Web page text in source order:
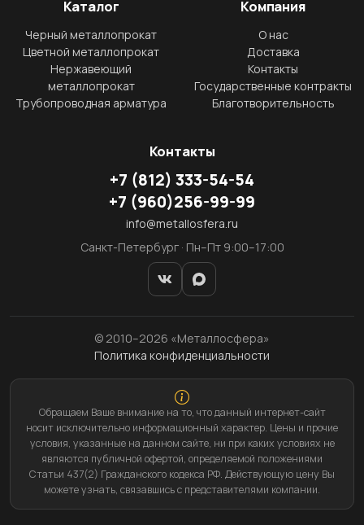
Каталог
Черный металлопрокат
Цветной металлопрокат
Нержавеющий
металлопрокат
Трубопроводная арматура
Компания
О нас
Доставка
Контакты
Государственные контракты
Благотворительность
Контакты
+7 (812) 333-54-54
+7 (960)256-99-99
info@metallosfera.ru
Санкт-Петербург · Пн–Пт 9:00–17:00
© 2010–2026 «Металлосфера»
Политика конфиденциальности
Обращаем Ваше внимание на то, что данный интернет-сайт
носит исключительно информационный характер. Цены и прочие
условия, указанные на данном сайте, ни при каких условиях не
являются публичной офертой, определяемой положениями
Статьи 437(2) Гражданского кодекса РФ. Действующую цену Вы
можете узнать, связавшись с представителями компании.